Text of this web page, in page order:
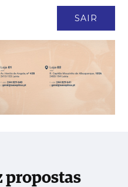
SAIR
floresta do concelho
propostas